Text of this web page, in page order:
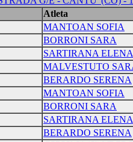
Atleta
MANTOAN SOFIA
BORRONI SARA
SARTIRANA ELENA
MALVESTUTO
BERARDO SERENA
MANTOAN SOFIA
BORRONI SARA
SARTIRANA ELENA
BERARDO SERENA